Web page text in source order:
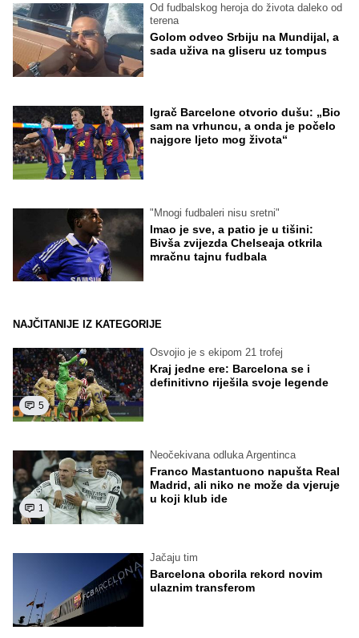
Od fudbalskog heroja do života daleko od
terena
Golom odveo Srbiju na Mundijal, a
sada uživa na gliseru uz tompus
Igrač Barcelone otvorio dušu: „Bio
sam na vrhuncu, a onda je počelo
najgore ljeto mog života“
"Mnogi fudbaleri nisu sretni"
Imao je sve, a patio je u tišini:
Bivša zvijezda Chelseaja otkrila
mračnu tajnu fudbala
NAJČITANIJE IZ KATEGORIJE
5
Osvojio je s ekipom 21 trofej
Kraj jedne ere: Barcelona se i
definitivno riješila svoje legende
1
Neočekivana odluka Argentinca
Franco Mastantuono napušta Real
Madrid, ali niko ne može da vjeruje
u koji klub ide
Jačaju tim
Barcelona oborila rekord novim
ulaznim transferom